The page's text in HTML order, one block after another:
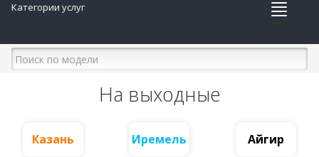
Категории услуг
На выходные
Казань Иремель Айгир